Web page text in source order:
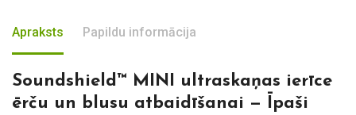
Apraksts Papildu informācija
Soundshield™ MINI ultraskaņas ierīce
ērču un blusu atbaidīšanai — Īpaši